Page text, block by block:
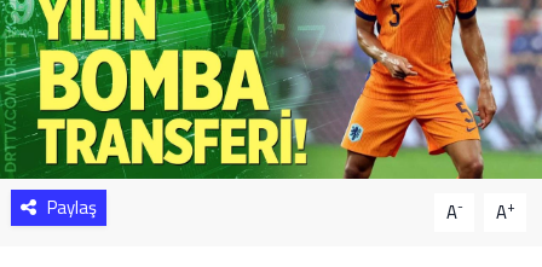
Paylaş A- A+
Sağlık
Yazarlar
Resmi İlan
Resmi Reklam